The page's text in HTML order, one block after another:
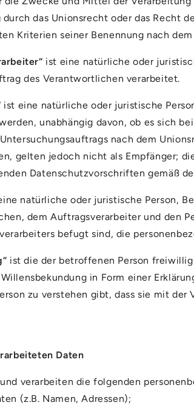
durch das Unionsrecht oder das Recht
Kriterien seiner Benennung nach
ist eine natürliche oder
des Verantwortlichen verarbeitet.
ist eine natürliche oder juristische
unabhängig davon, ob es sich
nach dem
gelten jedoch nicht als Empfänger;
Datenschutzvorschriften gemäß
natürliche oder juristische Person,
dem Auftragsverarbeiter und den
befugt sind, die
ist die der betroffenen Person
in Form einer
zu verstehen gibt, dass sie mit
Daten
verarbeiten die folgenden
(z.B. Namen, Adressen);